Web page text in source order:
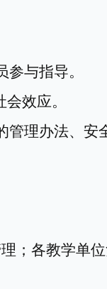
与指导。
效应。
管理办法、安
； 各教学单位